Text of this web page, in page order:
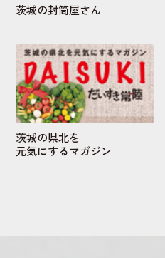
茨城の封筒屋さん
茨城の県北を
元気にするマガジン